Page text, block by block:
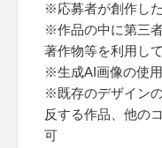
※応募者が創作し
※作品の中に第三
著作物等を利用し
※生成AI画像の使
※既存のデザイン
反する作品、他の
可